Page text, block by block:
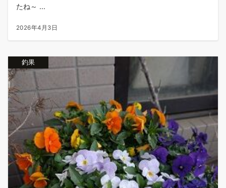
たね～ ...
2026年4月3日
釣果